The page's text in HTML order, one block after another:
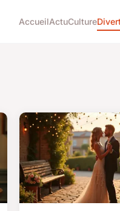
AccueilActuCulture